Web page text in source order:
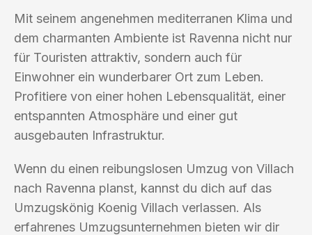
Mit seinem angenehmen mediterranen Klima und
dem charmanten Ambiente ist Ravenna nicht nur
für Touristen attraktiv, sondern auch für
Einwohner ein wunderbarer Ort zum Leben.
Profitiere von einer hohen Lebensqualität, einer
entspannten Atmosphäre und einer gut
ausgebauten Infrastruktur.
Wenn du einen reibungslosen Umzug von Villach
nach Ravenna planst, kannst du dich auf das
Umzugskönig Koenig Villach verlassen. Als
erfahrenes Umzugsunternehmen bieten wir dir